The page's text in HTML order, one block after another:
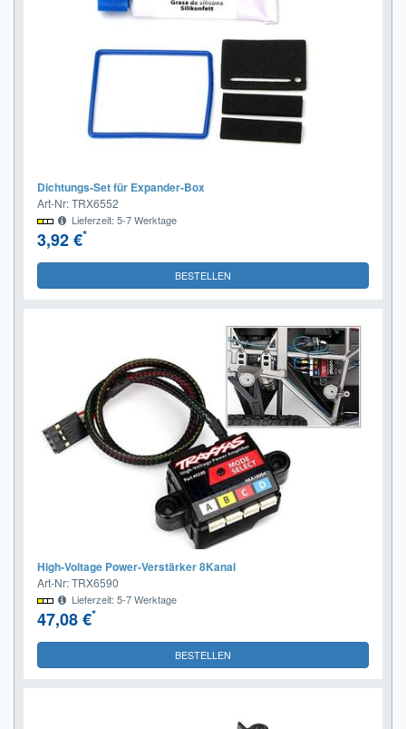
Dichtungs-Set für Expander-Box
Art-Nr: TRX6552
Lieferzeit: 5-7 Werktage
3,92 €*
BESTELLEN
High-Voltage Power-Verstärker 8Kanal
Art-Nr: TRX6590
Lieferzeit: 5-7 Werktage
47,08 €*
BESTELLEN